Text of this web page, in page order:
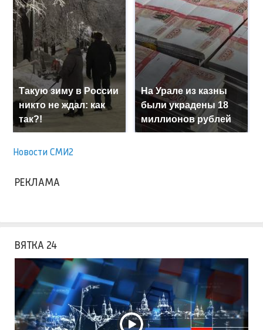
Такую зиму в России
никто не ждал: как
так?!
На Урале из казны
были украдены 18
миллионов рублей
Новости СМИ2
РЕКЛАМА
ВЯТКА 24